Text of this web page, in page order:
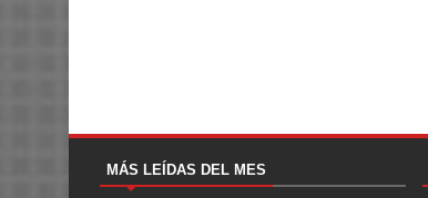
MÁS LEÍDAS DEL MES